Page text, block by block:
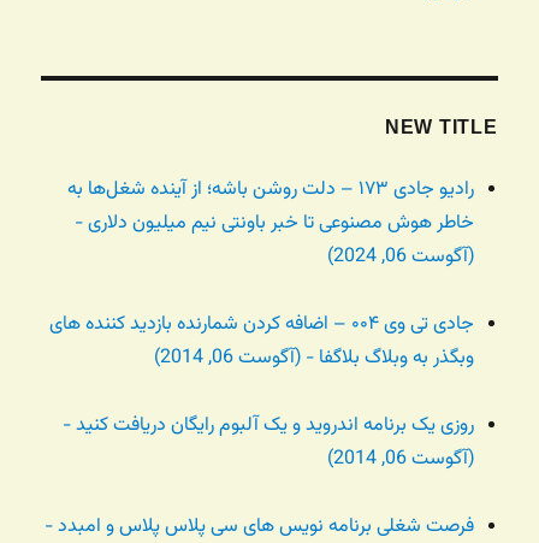
NEW TITLE
رادیو جادی ۱۷۳ – دلت روشن باشه؛ از آینده شغل‌ها به
خاطر هوش مصنوعی تا خبر باونتی نیم میلیون دلاری -
(آگوست 06, 2024)
جادی تی وی ۰۰۴ – اضافه کردن شمارنده بازدید کننده های
وبگذر به وبلاگ بلاگفا - (آگوست 06, 2014)
روزی یک برنامه اندروید و یک آلبوم رایگان دریافت کنید -
(آگوست 06, 2014)
فرصت شغلی برنامه نویس های سی پلاس پلاس و امبدد -